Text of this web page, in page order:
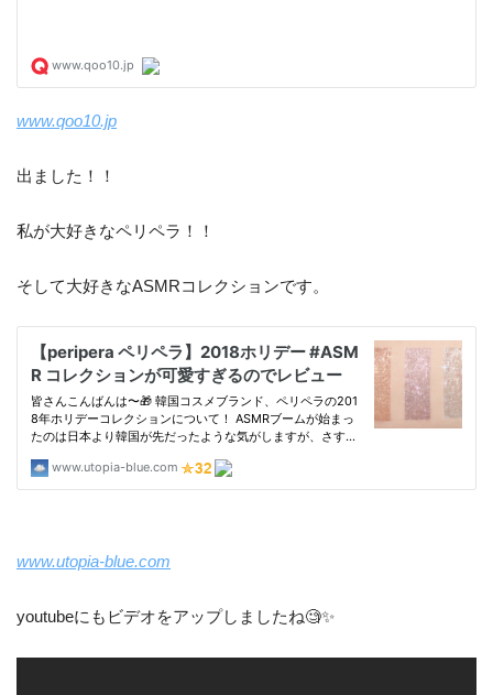
www.qoo10.jp
出ました！！
私が大好きなペリペラ！！
そして大好きなASMRコレクションです。
www.utopia-blue.com
youtubeにもビデオをアップしましたね🧐✨